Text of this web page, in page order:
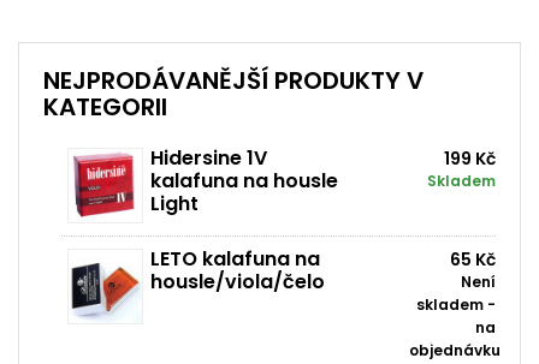
NEJPRODÁVANĚJŠÍ PRODUKTY V
KATEGORII
Hidersine 1V
kalafuna na housle
Light
199 Kč
Skladem
LETO kalafuna na
housle/viola/čelo
65 Kč
Není
skladem -
na
objednávku